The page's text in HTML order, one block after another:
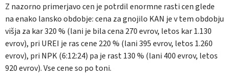
Z nazorno primerjavo cen je potrdil enormne rasti cen glede
na enako lansko obdobje: cena za gnojilo KAN je v tem obdobju
višja za kar 320 % (lani je bila cena 270 evrov, letos kar 1.130
evrov), pri UREI je ras cene 220 % (lani 395 evrov, letos 1.260
evrov), pri NPK (6:12:24) pa je rast 130 % (lani 400 evrov, letos
920 evrov). Vse cene so po toni.